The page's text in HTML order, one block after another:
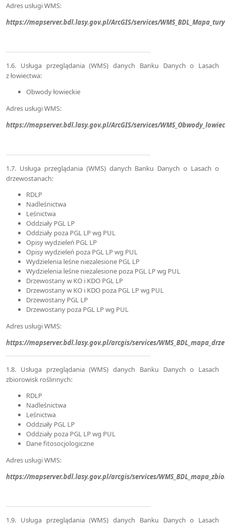
Adres usługi WMS:
https://mapserver.bdl.lasy.gov.pl/ArcGIS/services/
1.6. Usługa przeglądania (WMS) danych Banku Danych o Lasach
z łowiectwa:
Obwody łowieckie
Adres usługi WMS:
https://mapserver.bdl.lasy.gov.pl/ArcGIS/services/
1.7. Usługa przeglądania (WMS) danych Banku Danych o Lasach o
drzewostanach:
RDLP
Nadleśnictwa
Leśnictwa
Oddziały PGL LP
Oddziały poza PGL LP wg PUL
Opisy wydzieleń PGL LP
Opisy wydzieleń poza PGL LP wg PUL
Wydzielenia leśne niezalesione PGL LP
Wydzielenia leśne niezalesione poza PGL LP wg PUL
Drzewostany w KO i KDO PGL LP
Drzewostany w KO i KDO poza PGL LP wg PUL
Drzewostany PGL LP
Drzewostany poza PGL LP wg PUL
Adres usługi WMS:
https://mapserver.bdl.lasy.gov.pl/arcgis/services/
1.8. Usługa przeglądania (WMS) danych Banku Danych o Lasach
zbiorowisk roślinnych:
RDLP
Nadleśnictwa
Leśnictwa
Oddziały PGL LP
Oddziały poza PGL LP wg PUL
Dane fitosocjologiczne
Adres usługi WMS:
https://mapserver.bdl.lasy.gov.pl/arcgis/services/
1.9. Usługa przeglądania (WMS) danych Banku Danych o Lasach